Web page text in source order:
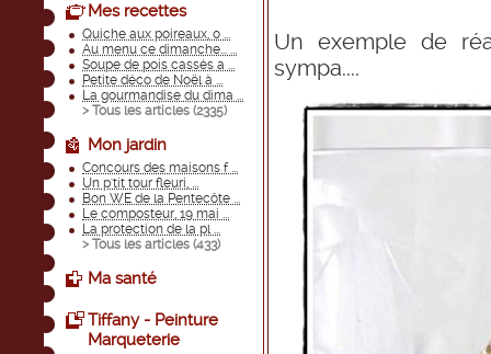
Mes recettes
Quiche aux poireaux, o ...
Au menu ce dimanche... ...
Soupe de pois cassés a ...
Petite déco de Noël à ...
La gourmandise du dima ...
> Tous les articles (2335)
Mon jardin
Concours des maisons f ...
Un p'tit tour fleuri, ...
Bon WE de la Pentecôte ...
Le composteur, 19 mai ...
La protection de la pl ...
> Tous les articles (433)
Ma santé
Tiffany - Peinture
Marqueterie
Un exemple de
sympa....